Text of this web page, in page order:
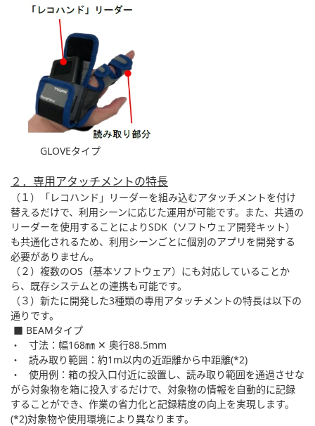
GLOVEタイプ
２．専用アタッチメントの特長
（１）「レコハンド」リーダーを組み込むアタッチメントを付け
替えるだけで、利用シーンに応じた運用が可能です。また、共通の
リーダーを使用することによりSDK（ソフトウェア開発キット）
も共通化されるため、利用シーンごとに個別のアプリを開発する
必要がありません。
（２）複数のOS（基本ソフトウェア）にも対応していることか
ら、既存システムとの連携も可能です。
（３）新たに開発した3種類の専用アタッチメントの特長は以下の
通りです。
■ BEAMタイプ
・ 寸法：幅168㎜ ✕ 奥行88.5mm
・ 読み取り範囲：約1m以内の近距離から中距離(*2)
・ 使用例：箱の投入口付近に設置し、読み取り範囲を通過させな
がら対象物を箱に投入するだけで、対象物の情報を自動的に記録
することができ、作業の省力化と記録精度の向上を実現します。
(*2)対象物や使用環境により異なります。